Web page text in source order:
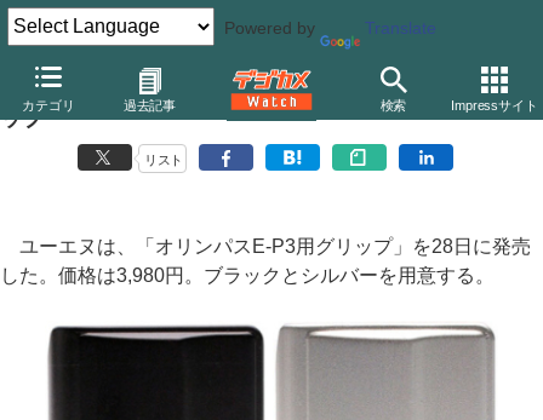
Powered by Translate
カテゴリ 過去記事 検索 Impressサイト
ユーエヌ、オリンパス「E-P3」用アルミ削り出しグリ
ップ
リスト
ユーエヌは、「オリンパスE-P3用グリップ」を28日に発売
した。価格は3,980円。ブラックとシルバーを用意する。